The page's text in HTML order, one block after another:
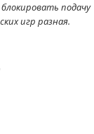
подачу
игр разная.